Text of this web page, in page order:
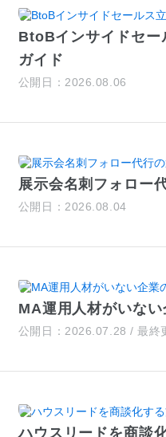
BtoBインサイドセー
ガイド
公開日：2026.08.06
展示会名刺フォロー
公開日：2026.08.04
MA運用人材がいな
公開日：2026.07.28 / 最終
ハウスリードを商談